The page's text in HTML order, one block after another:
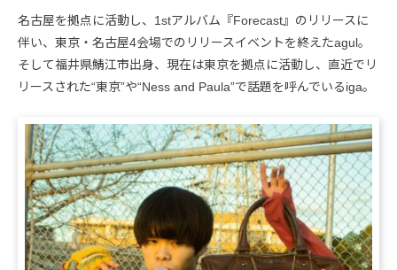
名古屋を拠点に活動し、1stアルバム『Forecast』のリリースに
伴い、東京・名古屋4会場でのリリースイベントを終えたagul。
そして福井県鯖江市出身、現在は東京を拠点に活動し、直近でリ
リースされた“東京”や“Ness and Paula”で話題を呼んでいるiga。